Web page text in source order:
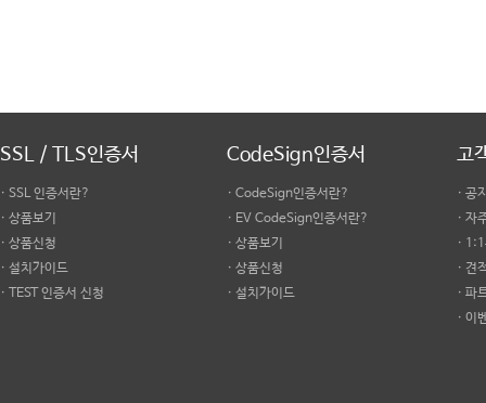
SSL / TLS인증서
· SSL 인증서란?
· 상품보기
· 상품신청
· 설치가이드
· TEST 인증서 신청
CodeSign인증서
· CodeSign인증서란?
· EV CodeSign인증서란?
· 상품보기
· 상품신청
· 설치가이드
고
· 공
· 자
·
· 견
· 파
· 이